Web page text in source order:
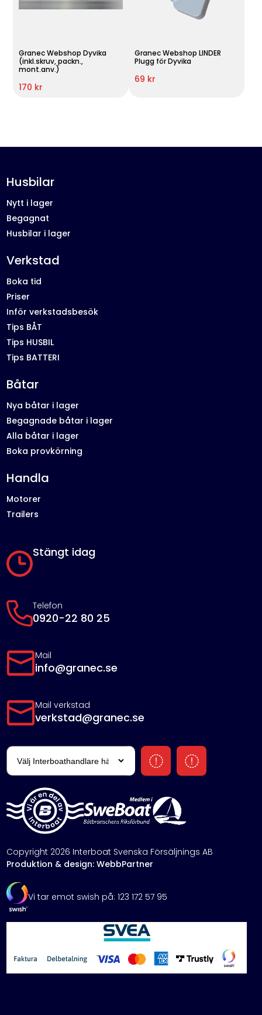
Granec Webshop Dyvika
(inkl.skruv, packn.,
mont.anv.)
170 kr
Granec Webshop LINDER
Plugg för Dyvika
69 kr
Stängt idag
Telefon
0920-22 80 25
Mail
info@granec.se
Mail verkstad
verkstad@granec.se
Husbilar
Nytt i lager
Begagnat
Husbilar i lager
Verkstad
Boka tid
Priser
Inför verkstadsbesök
Tips BÅT
Tips HUSBIL
Tips BATTERI
Båtar
Nya båtar i lager
Begagnade båtar i lager
Alla båtar i lager
Boka provkörning
Handla
Motorer
Trailers
Copyright 2026 Interboat Svenska Försäljnings AB
Produktion & design: WebbPartner
Vi tar emot swish på: 123 172 57 95